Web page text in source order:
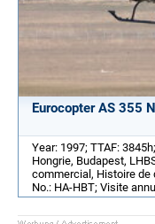
Eurocopter AS 355 N
Year: 1997; TTAF:
Hongrie, Budapest,
commercial, Histoire de
No.: HA-HBT; Visite